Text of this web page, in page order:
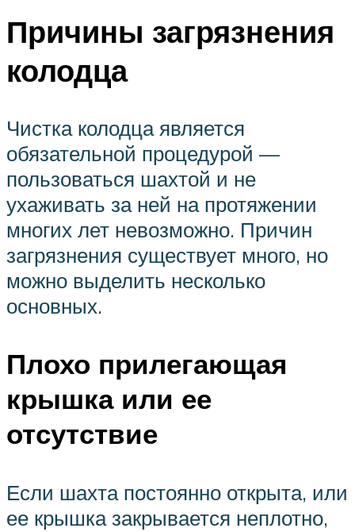
Причины загрязнения
колодца
Чистка колодца является
обязательной процедурой —
пользоваться шахтой и не
ухаживать за ней на протяжении
многих лет невозможно. Причин
загрязнения существует много, но
можно выделить несколько
основных.
Плохо прилегающая
крышка или ее
отсутствие
Если шахта постоянно открыта, или
ее крышка закрывается неплотно,